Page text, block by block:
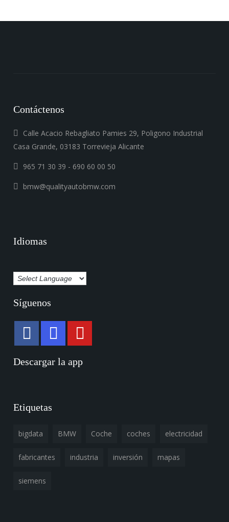
Contáctenos
Calle Acacio Rebagliato Pamies 29, Poligono Industrial
Casa Grande, 03183 Torrevieja Alicante
965 71 30 39 - 690 60 00 50
bmw@qualityautobmw.com
Idiomas
Síguenos
Descargar la app
Etiquetas
bigdata BMW Coche coches electricidad
fabricantes industria inversión mapas
siemens